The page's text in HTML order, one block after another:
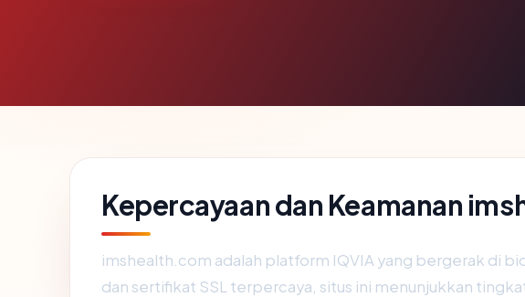
Kepercayaan dan Keamanan
imshealth.com adalah platform IQVIA yang bergerak di
dan sertifikat SSL terpercaya, situs ini menunjukkan